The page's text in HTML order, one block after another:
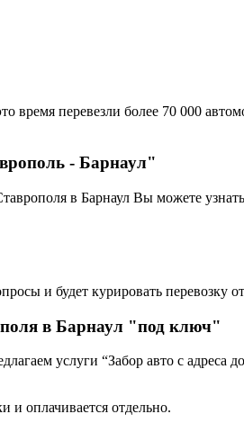
время перевезли более 70 000
- Барнаул"
в Барнаул Вы можете
и будет курировать перевозку
в Барнаул "под ключ"
услуги “Забор авто с
и оплачивается отдельно.